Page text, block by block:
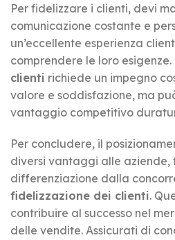
Per fidelizzare i clienti, devi
comunicazione costante e
un’eccellente esperienza
comprendere le loro esigenze.
clienti richiede un impegno
valore e soddisfazione, ma
vantaggio competitivo
Per concludere, il
diversi vantaggi alle aziende,
differenziazione dalla
fidelizzazione dei clienti.
contribuire al successo nel
delle vendite. Assicurati di